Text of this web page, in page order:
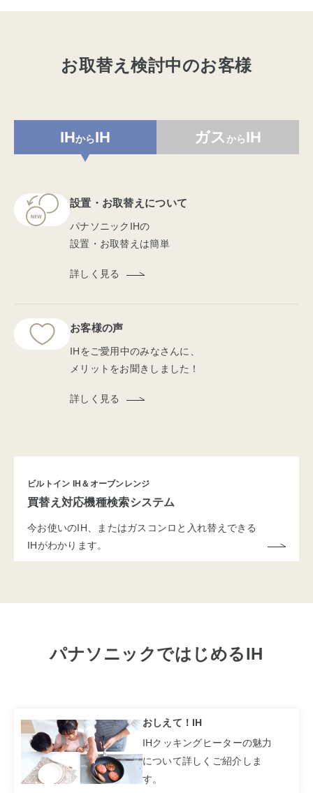
お取替え検討中のお客様
IHからIH ガス からIH
設置・お取替えについて
パナソニックIHの
設置・お取替えは簡単
詳しく見る
お客様の声
IHをご愛用中のみなさんに、
メリットをお聞きしました！
詳しく見る
ビルトイン IH＆オーブンレンジ
買替え対応機種検索システム
今お使いのIH、またはガスコンロと入れ替えできる
IHがわかります。
パナソニックではじめるIH
おしえて！IH
IHクッキングヒーターの魅力
について詳しくご紹介しま
す。